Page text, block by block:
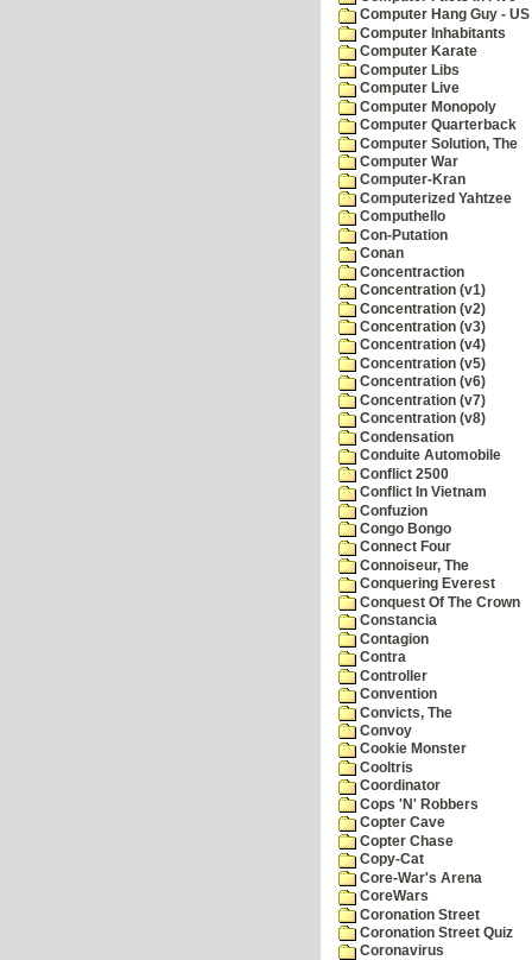
Computer Hang Guy -
Computer Inhabitants
Computer Karate
Computer Libs
Computer Live
Computer Monopoly
Computer Quarterback
Computer Solution, The
Computer War
Computer-Kran
Computerized Yahtzee
Computhello
Con-Putation
Conan
Concentraction
Concentration (v1)
Concentration (v2)
Concentration (v3)
Concentration (v4)
Concentration (v5)
Concentration (v6)
Concentration (v7)
Concentration (v8)
Condensation
Conduite Automobile
Conflict 2500
Conflict In Vietnam
Confuzion
Congo Bongo
Connect Four
Connoiseur, The
Conquering Everest
Conquest Of The Crown
Constancia
Contagion
Contra
Controller
Convention
Convicts, The
Convoy
Cookie Monster
Cooltris
Coordinator
Cops 'N' Robbers
Copter Cave
Copter Chase
Copy-Cat
Core-War's Arena
CoreWars
Coronation Street
Coronation Street Quiz
Coronavirus